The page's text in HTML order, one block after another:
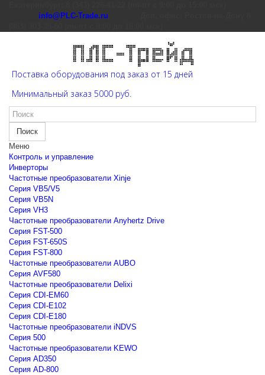
info@PLC-Trade.ru
Поставка оборудования под заказ от 15 дней
Минимальный заказ 5000 руб.
Поиск
Меню
Контроль и управление
Инверторы
Частотные преобразователи Xinje
Cерия VB5/V5
Cерия VB5N
Cерия VH3
Частотные преобразователи Anyhertz Drive
Серия FST-500
Серия FST-650S
Серия FST-800
Частотные преобразователи AUBO
Серия AVF580
Частотные преобразователи Delixi
Серия CDI-EM60
Серия CDI-E102
Серия CDI-E180
Частотные преобразователи iNDVS
Серия 500
Частотные преобразователи KEWO
Серия AD350
Серия AD-800